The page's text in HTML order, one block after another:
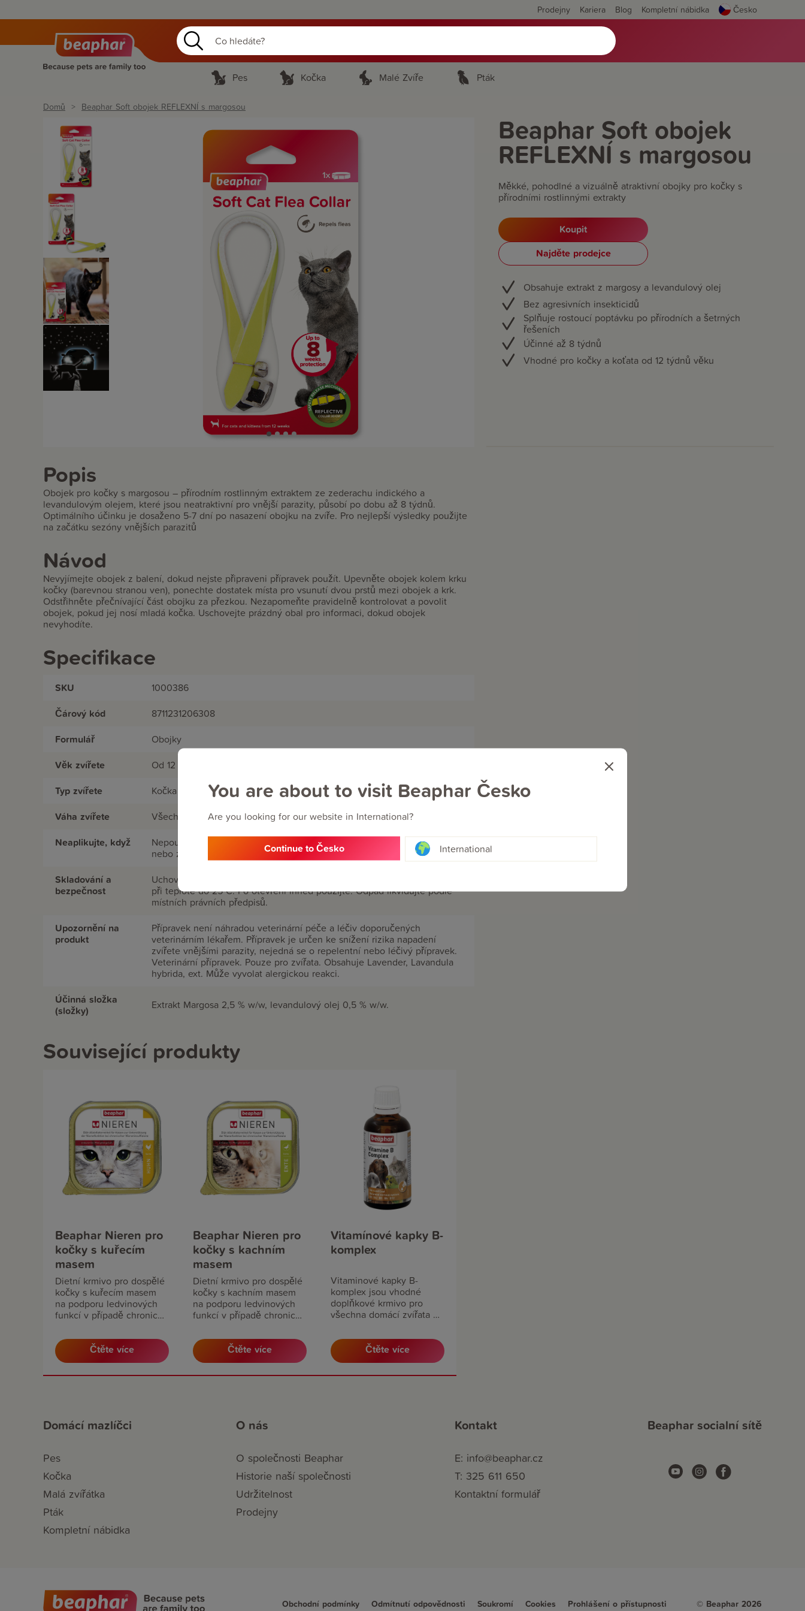
Prodejny Kariera Blog Kompletní nábidka Česko
You are about to visit Beaphar Česko
Are you looking for our website in International?
Continue to Česko International
Pes Kočka Malé Zvíře Pták
Domů Beaphar Soft obojek REFLEXNÍ s margosou
Beaphar Soft obojek
REFLEXNÍ s margosou
Měkké, pohodlné a vizuálně atraktivní obojky pro kočky s
přírodními rostlinnými extrakty
Koupit
Najděte prodejce
Obsahuje extrakt z margosy a levandulový olej
Bez agresivních insekticidů
Splňuje rostoucí poptávku po přírodních a šetrných
řešeních
Účinné až 8 týdnů
Vhodné pro kočky a koťata od 12 týdnů věku
Popis
Obojek pro kočky s margosou – přírodním rostlinným extraktem ze zederachu indického a
levandulovým olejem, které jsou neatraktivní pro vnější parazity, působí po dobu až 8 týdnů.
Optimálního účinku je dosaženo 5-7 dní po nasazení obojku na zvíře. Pro nejlepší výsledky použijte
na začátku sezóny vnějších parazitů
Návod
Nevyjímejte obojek z balení, dokud nejste připraveni přípravek použít. Upevněte obojek kolem krku
kočky (barevnou stranou ven), ponechte dostatek místa pro vsunutí dvou prstů mezi obojek a krk.
Odstřihněte přečnívající část obojku za přezkou. Nezapomeňte pravidelně kontrolovat a povolit
obojek, pokud jej nosí mladá kočka. Uschovejte prázdný obal pro informaci, dokud obojek
nevyhodíte.
Specifikace
SKU 1000386
Čárový kód 8711231206308
Formulář Obojky
Věk zvířete Od 12 týdnů
Typ zvířete Kočka
Váha zvířete Všechny váhy
Neaplikujte, když
Nepoužívejte u koček mladších 12 týdnů. Nepoužívejte u nemocných
nebo zotavujících se zvířat a kojících koček.
Skladování a
bezpečnost
Uchovávejte mimo dohled a dosah dětí. Uchovávejte v původním obalu,
při teplotě do 25°C. Po otevření ihned použijte. Odpad likvidujte podle
místních právních předpisů.
Upozornění na
produkt
Přípravek není náhradou veterinární péče a léčiv doporučených
veterinárním lékařem. Přípravek je určen ke snížení rizika napadení
zvířete vnějšími parazity, nejedná se o repelentní nebo léčivý přípravek.
Veterinární přípravek. Pouze pro zvířata. Obsahuje Lavender, Lavandula
hybrida, ext. Může vyvolat alergickou reakci.
Účinná složka
(složky)
Extrakt Margosa 2,5 % w/w, levandulový olej 0,5 % w/w.
Související produkty
Beaphar Nieren pro
kočky s kuřecím
masem
Dietní krmivo pro dospělé
kočky s kuřecím masem
na podporu ledvinových
funkcí v případě chronické
Čtěte více
Beaphar Nieren pro
kočky s kachním
masem
Dietní krmivo pro dospělé
kočky s kachním masem
na podporu ledvinových
funkcí v případě chronické
Čtěte více
Vitamínové kapky B-
komplex
Vitaminové kapky B-
komplex jsou vhodné
doplňkové krmivo pro
všechna domácí zvířata –
ptactvo a hlodavce.
Čtěte více
Domácí mazlíčci
Pes
Kočka
Malá zvířátka
Pták
Kompletní nábidka
O nás
O společnosti Beaphar
Historie naší společnosti
Udržitelnost
Prodejny
Kontakt
E: info@beaphar.cz
T: 325 611 650
Kontaktní formulář
Beaphar socialní sítě
Obchodní podmínky Odmítnutí odpovědnosti Soukromí Cookies Prohlášení o přístupnosti © Beaphar 2026